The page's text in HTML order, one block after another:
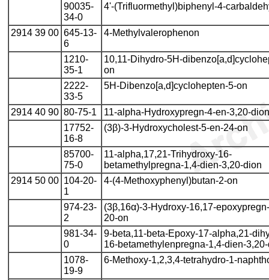
90035-
34-0
4'-(Trifluormethyl)biphenyl-4-
2914 39 00 645-13-
6
4-Methylvalerophenon
1210-
35-1
10,11-Dihydro-5H-
on
2222-
33-5
5H-Dibenzo[a,d]cyclohepten-5-on
2914 40 90 80-75-1
11-alpha-Hydroxypregn-4-en-3,20-dion
17752-
16-8
(3β)-3-Hydroxycholest-5-en-24-on
85700-
75-0
11-alpha,17,21-Trihydroxy-16-
betamethylpregna-1,4-dien-3,20-dion
2914 50 00 104-20-
1
4-(4-Methoxyphenyl)butan-2-on
974-23-
2
(3β,16α)-3-Hydroxy-16,17-
20-on
981-34-
0
9-beta,11-beta-Epoxy-17-alpha,21-
16-betamethylenpregna-1,4-dien-
1078-
19-9
6-Methoxy-1,2,3,4-tetrahydro-1-